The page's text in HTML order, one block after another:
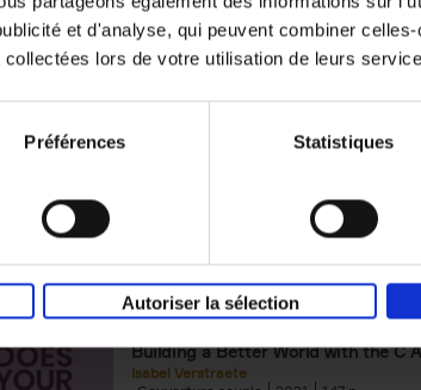
et d'analyse, qui peuvent combiner
lors de votre utilisation de leurs
Préférences Statistiques
Autoriser la sélection
Building Bonds = Building
Does Your Brand Care?
Building a Better World with the C
Isabel Verstraete